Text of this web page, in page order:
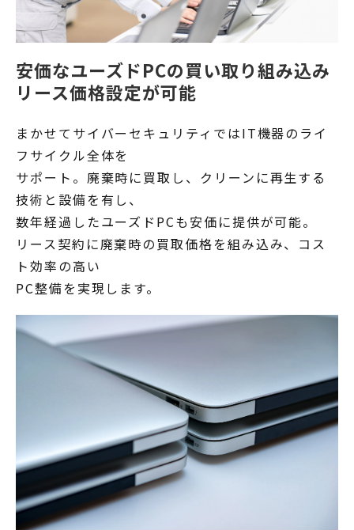
安価なユーズドPCの買い取り組み込み
リース価格設定が可能
まかせてサイバーセキュリティではIT機器のライ
フサイクル全体を
サポート。廃棄時に買取し、クリーンに再生する
技術と設備を有し、
数年経過したユーズドPCも安価に提供が可能。
リース契約に廃棄時の買取価格を組み込み、コス
ト効率の高い
PC整備を実現します。